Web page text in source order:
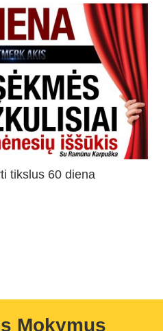
tikslus 60 diena
Mokymus